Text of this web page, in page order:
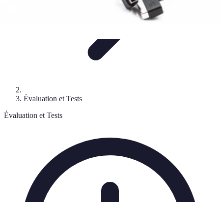
Évaluation et Tests
Évaluation et Tests